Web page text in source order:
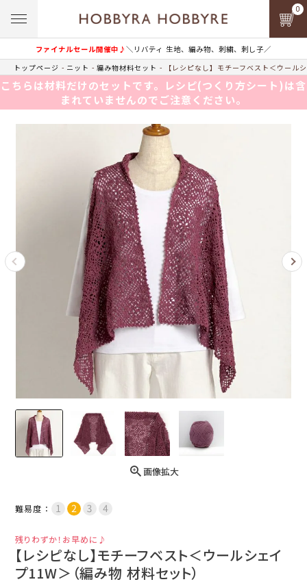
ファイナルセール開催中♪＼リバティ 生地、編み物、刺繍、刺し子／
0
トップページ ニット 編み物材料セット 【レシピなし】モチーフベスト＜ウール
こちらは材料だけのセットです。レシピ(つくり方シート)は含
まれていませんのでご注意ください。
画像拡大
難易度：
残りわずか！お早めに♪
【レシピなし】モチーフベスト＜ウールシェイ
プ11W＞（編み物 材料セット）